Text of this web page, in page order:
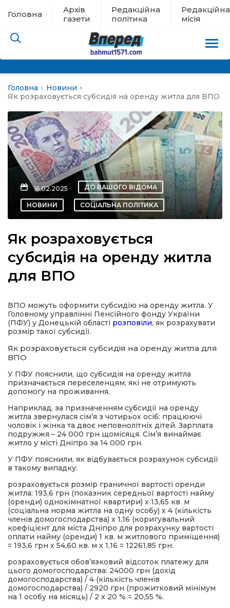
Головна
Архів
газети
Редакційна
політика
Редакційна
місія
евакуації
новини
політика
Головна
Новини
Як розраховується субсидія на оренду житла для ВПО
16.02.2025 ДО ВАШОГО ВІДОМА
НОВИНИ СОЦІАЛЬНА ПОЛІТИКА
Як розраховується
субсидія на оренду житла
для ВПО
ВПО можуть оформити субсидію на оренду житла. У
Головному управлінні Пенсійного фонду України
(ПФУ) у Донецькій області розповіли, як розрахувати
розмір такої субсидії.
Як розраховується субсидія на оренду житла для
ВПО
У ПФУ пояснили, що субсидія на оренду житла
призначається переселенцям, які не отримують
допомогу на проживання.
Наприклад, за призначенням субсидії на оренду
житла звернулася сім’я з чотирьох осіб: працюючі
чоловік і жінка та двоє неповнолітніх дітей. Зарплата
подружжя – 24 000 грн щомісяця. Сім’я винаймає
житло у місті Дніпро за 14 000 грн.
У ПФУ пояснили, як відбувається розрахунок субсидії
в такому випадку:
розраховується розмір граничної вартості оренди
житла: 193,6 грн (показник середньої вартості найму
(оренди) однокімнатної квартири) х 13,65 кв. м
(соціальна норма житла на одну особу) х 4 (кількість
членів домогосподарства) х 1,16 (коригувальний
коефіцієнт для міста Дніпро для розрахунку вартості
оплати найму (оренди) 1 кв. м житлового приміщення)
= 193,6 грн х 54,60 кв. м х 1,16 = 12261,85 грн.
розраховується обов’язковий відсоток платежу для
цього домогосподарства: 24000 грн (дохід
домогосподарства) / 4 (кількість членів
домогосподарства) / 2920 грн (прожитковий мінімум
на 1 особу на місяць) / 2 х 20 % = 20,55 %.